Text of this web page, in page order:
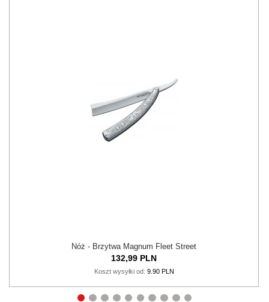
Nóż - Brzytwa Magnum Fleet Street
132,99 PLN
Koszt wysyłki od: 9.90 PLN